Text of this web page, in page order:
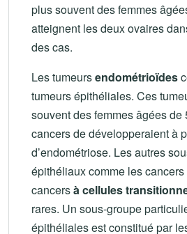
plus souvent des femmes
atteignent les deux ovaires
des cas.
Les tumeursendométrioïdes
tumeurs épithéliales. Ces
souvent des femmes âgées de
cancers de développeraient à
d’endométriose. Les autres
épithéliaux comme les cancers
cancersà cellules
rares. Un sous-groupe
épithéliales est constitué par